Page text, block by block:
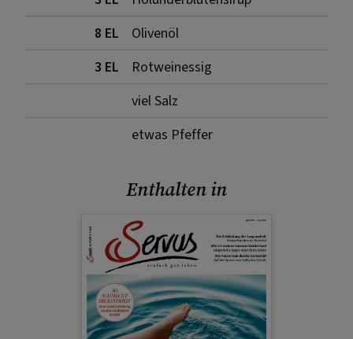
8 EL
Olivenöl
3 EL
Rotweinessig
viel Salz
etwas Pfeffer
Enthalten in